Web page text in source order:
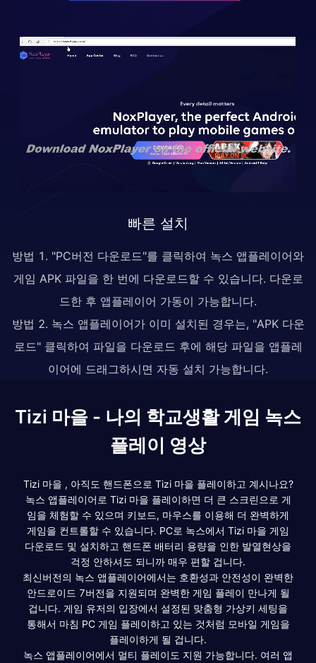
빠른 설치
방법 1. "PC버전 다운로드"를 클릭하여 녹스 앱플레이어와
게임 APK 파일을 한 번에 다운로드할 수 있습니다. 다운로
드한 후 앱플레이어 가동이 가능합니다.
방법 2. 녹스 앱플레이어가 이미 설치된 경우는, "APK 다운
로드" 클릭하여 파일을 다운로드 후에 해당 파일을 앱플레
이어에 드래그하시면 자동 설치 가능합니다.
Tizi 마을 - 나의 학교생활 게임 녹스
플레이 영상
Tizi 마을 , 아직도 핸드폰으로 Tizi 마을 플레이하고 계시나요?
녹스 앱플레이어로 Tizi 마을 플레이하면 더 큰 스크린으로 게
임을 체험할 수 있으며 키보드, 마우스를 이용해 더 완벽하게
게임을 컨트롤할 수 있습니다. PC로 녹스에서 Tizi 마을 게임
다운로드 및 설치하고 핸드폰 배터리 용량을 인한 발열현상을
걱정 안하셔도 되니까 매우 편할 겁니다.
최신버전의 녹스 앱플레이어에서는 호환성과 안전성이 완벽한
안드로이드 7버전을 지원되며 완벽한 게임 플레이 만나게 될
겁니다. 게임 유저의 입장에서 설정된 맞춤형 가상키 세팅을
통해서 마침 PC 게임 플레이하고 있는 것처럼 모바일 게임을
플레이하게 될 겁니다.
녹스 앱플레이어에서 멀티 플레이도 지원 가능합니다. 여러 앱